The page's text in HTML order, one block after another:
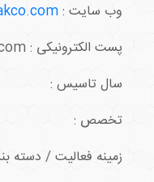
وب سایت :www.falamakco.com
پست الکترونیکی : info@falamakco.com
سال تاسیس :
تخصص :
زمینه فعالیت / دسته